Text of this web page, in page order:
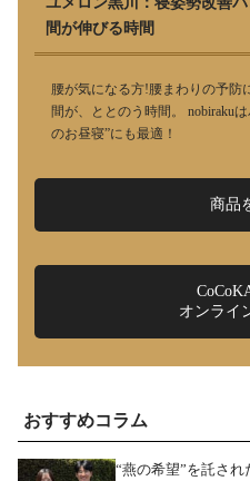
間が伸びる時間
腰が気になる方!腰まわりの予防
間が、ととのう時間。 nobiraku
のお昼寝”にも最適！
商品
オンライ
おすすめコラム
“燕の希望”を託さ